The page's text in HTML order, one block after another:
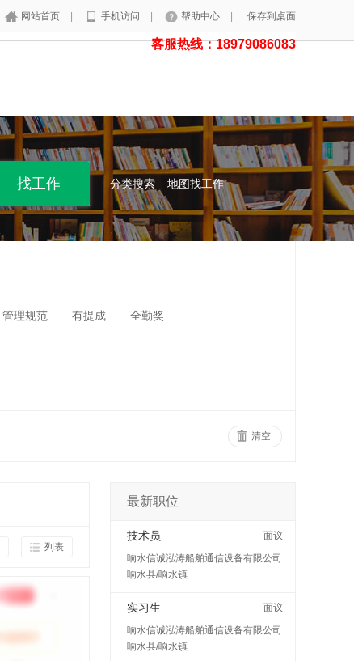
网站首页 手机访问 帮助中心 保存到桌面
客服热线：18979086083
分类搜索 地图找工作
管理规范 有提成 全勤奖
清空
列表
最新职位
技术员
面议
响水信诚泓涛船舶通信设备有限公司
响水县/响水镇
实习生
面议
响水信诚泓涛船舶通信设备有限公司
响水县/响水镇